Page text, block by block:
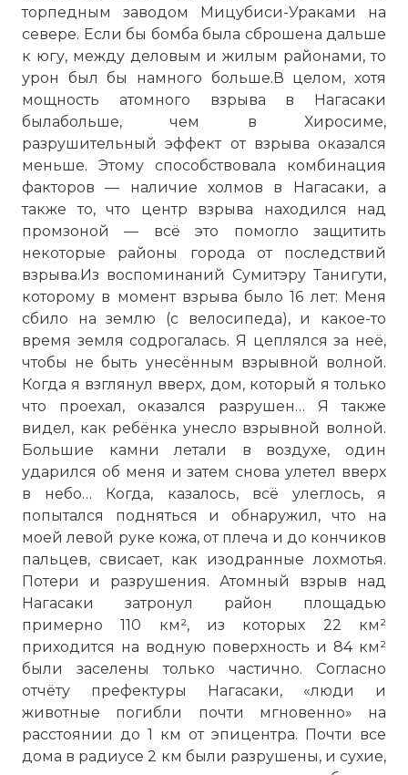
торпедным заводом Мицубиси-Ураками на
севере. Если бы бомба была сброшена дальше
к югу, между деловым и жилым районами, то
урон был бы намного больше.В целом, хотя
мощность атомного взрыва в Нагасаки
былабольше, чем в Хиросиме,
разрушительный эффект от взрыва оказался
меньше. Этому способствовала комбинация
факторов — наличие холмов в Нагасаки, а
также то, что центр взрыва находился над
промзоной — всё это помогло защитить
некоторые районы города от последствий
взрыва.Из воспоминаний Сумитэру Танигути,
которому в момент взрыва было 16 лет: Меня
сбило на землю (с велосипеда), и какое-то
время земля содрогалась. Я цеплялся за неё,
чтобы не быть унесённым взрывной волной.
Когда я взглянул вверх, дом, который я только
что проехал, оказался разрушен… Я также
видел, как ребёнка унесло взрывной волной.
Большие камни летали в воздухе, один
ударился об меня и затем снова улетел вверх
в небо… Когда, казалось, всё улеглось, я
попытался подняться и обнаружил, что на
моей левой руке кожа, от плеча и до кончиков
пальцев, свисает, как изодранные лохмотья.
Потери и разрушения. Атомный взрыв над
Нагасаки затронул район площадью
примерно 110 км², из которых 22 км²
приходится на водную поверхность и 84 км²
были заселены только частично. Согласно
отчёту префектуры Нагасаки, «люди и
животные погибли почти мгновенно» на
расстоянии до 1 км от эпицентра. Почти все
дома в радиусе 2 км были разрушены, и сухие,